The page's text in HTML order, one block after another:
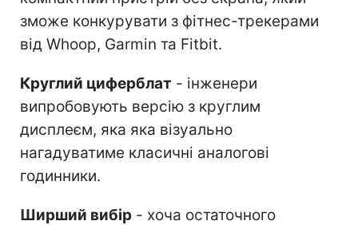
зможе конкурувати з фітнес-трекерами
від Whoop, Garmin та Fitbit.
Круглий циферблат - інженери
випробовують версію з круглим
дисплеєм, яка яка візуально
нагадуватиме класичні аналогові
годинники.
Ширший вибір - хоча остаточного